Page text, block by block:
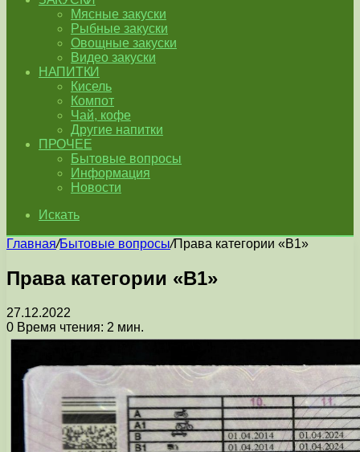
Мясные закуски
Рыбные закуски
Овощные закуски
Видео закуски
НАПИТКИ
Кисель
Компот
Чай, кофе
Другие напитки
ПРОЧЕЕ
Бытовые вопросы
Информация
Новости
Искать
Главная/Бытовые вопросы/Права категории «B1»
Права категории «B1»
27.12.2022
0 Время чтения: 2 мин.